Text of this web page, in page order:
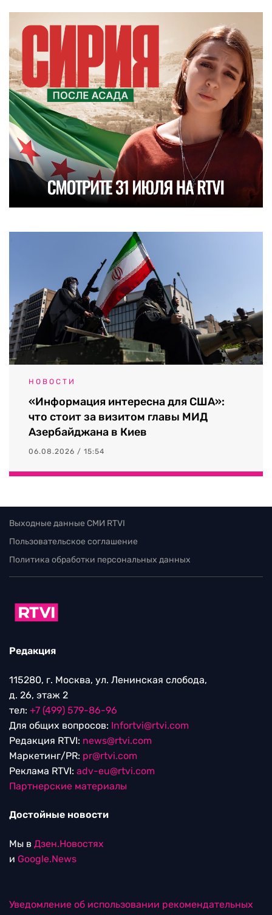
НОВОСТИ
«Информация интересна для США»:
что стоит за визитом главы МИД
Азербайджана в Киев
06.08.2026 / 15:54
Выходные данные СМИ RTVI
Пользовательское соглашение
Политика обработки персональных данных
Редакция
115280, г. Москва, ул. Ленинская слобода,
д. 26, этаж 2
тел: +7 (499) 579-86-96
Для общих вопросов: Infortvi@rtvi.com
Редакция RTVI: news@rtvi.com
Маркетинг/PR: pr@rtvi.com
Реклама RTVI: adv-eu@rtvi.com
Партнерские материалы
Достойные новости
Мы в Дзен.Новостях
и Google.News
Уведомление об использовании рекомендательных